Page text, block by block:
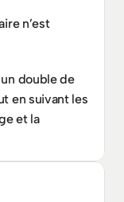
n’est
double de
en suivant les
et la